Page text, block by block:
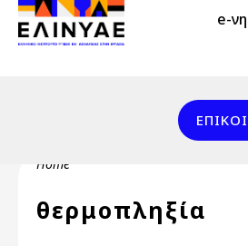
Skip to main content
Header Top 2 e-
Header Top
Breadcrumb
Home
θερμοπληξία